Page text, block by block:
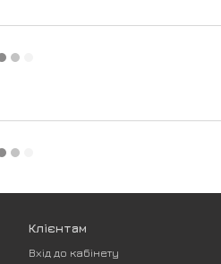
Клієнтам
Вхід до кабінету